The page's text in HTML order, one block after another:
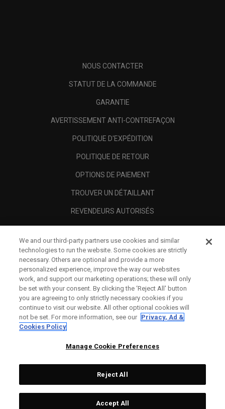
NOUS CONTACTER
STATUT DE LA COMMANDE
GARANTIE
AVERTISSEMENT ANTI-CONTREFAÇON
POLITIQUE D'EXPÉDITION
POLITIQUE DE RETOUR
OPTIONS DE PAIEMENT
TROUVER UN DÉTAILLANT
REVENDEURS AUTORISÉS
A PROPOS
MENTIONS LÉGALES
Topgolf Callaway Brands.
All rights reserved.
We and our third-party partners use cookies and similar
technologies to run the website. Some cookies are strictly
necessary. Others are optional and provide a more
personalized experience, improve the way our websites
work, and support our marketing operations; these will only
be set with your consent. By clicking the ‘Reject All' button
you are agreeing to only strictly necessary cookies if you
continue to visit our website. All other optional cookies will
not be set. For more information, see our Privacy, Ad &
Cookies Policy
Manage Cookie Preferences
Reject All
Accept All